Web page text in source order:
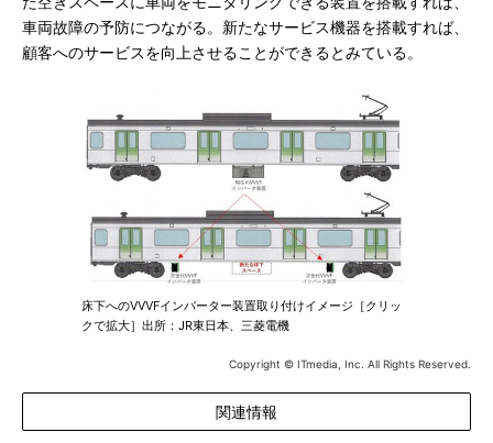
車両故障の予防につながる。新たなサービス機器を搭載すれば、
顧客へのサービスを向上させることができるとみている。
床下へのVVVFインバーター装置取り付けイメージ［クリッ
クで拡大］出所：JR東日本、三菱電機
Copyright © ITmedia, Inc. All Rights Reserved.
関連情報